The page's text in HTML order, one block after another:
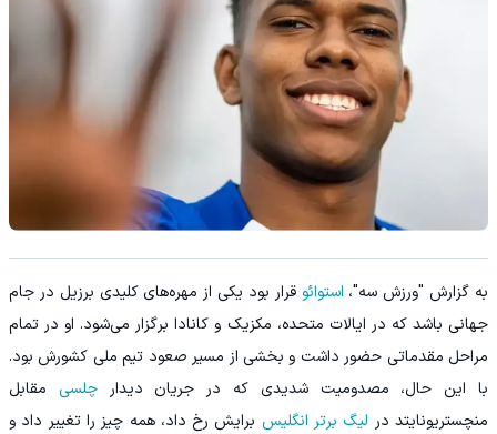
به گزارش "ورزش سه"، استوائو قرار بود یکی از مهره‌های کلیدی برزیل در جام
جهانی باشد که در ایالات متحده، مکزیک و کانادا برگزار می‌شود. او در تمام
مراحل مقدماتی حضور داشت و بخشی از مسیر صعود تیم ملی کشورش بود.
با این حال، مصدومیت شدیدی که در جریان دیدارچلسی مقابل
منچستریونایتد در لیگ برتر انگلیس برایش رخ داد، همه‌ چیز را تغییر داد و